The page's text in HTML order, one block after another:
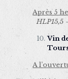
Après 5
HLP15,5
Vin
A